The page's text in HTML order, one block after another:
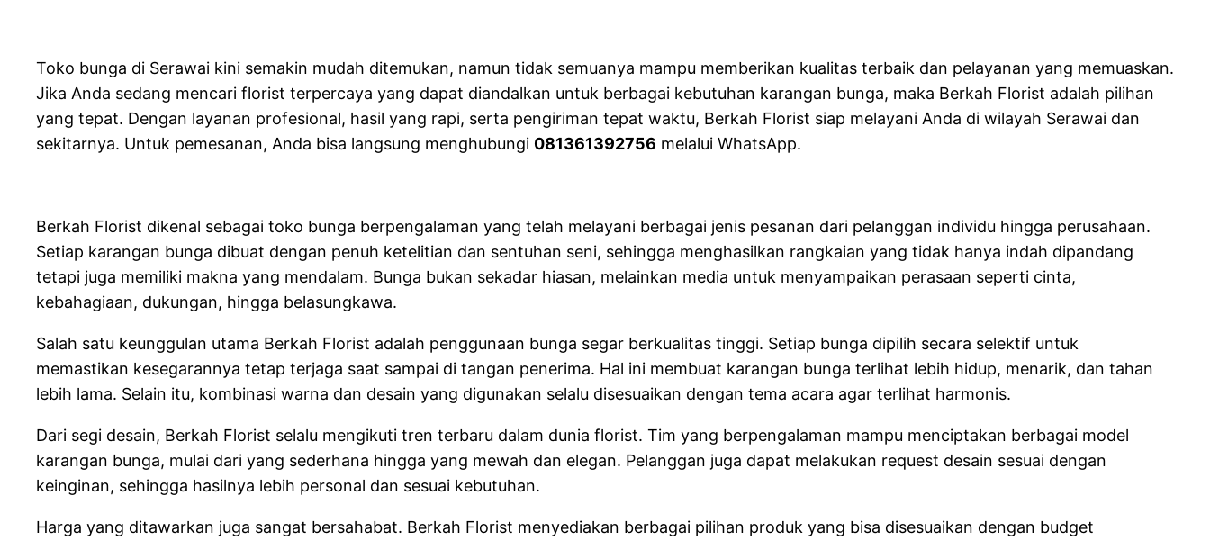
Toko bunga di Serawai kini semakin mudah ditemukan, namun tidak semuanya mampu memberikan kualitas terbaik dan pelayanan yang memuaskan.
Jika Anda sedang mencari florist terpercaya yang dapat diandalkan untuk berbagai kebutuhan karangan bunga, maka Berkah Florist adalah pilihan
yang tepat. Dengan layanan profesional, hasil yang rapi, serta pengiriman tepat waktu, Berkah Florist siap melayani Anda di wilayah Serawai dan
sekitarnya. Untuk pemesanan, Anda bisa langsung menghubungi 081361392756 melalui WhatsApp.
Berkah Florist dikenal sebagai toko bunga berpengalaman yang telah melayani berbagai jenis pesanan dari pelanggan individu hingga perusahaan.
Setiap karangan bunga dibuat dengan penuh ketelitian dan sentuhan seni, sehingga menghasilkan rangkaian yang tidak hanya indah dipandang
tetapi juga memiliki makna yang mendalam. Bunga bukan sekadar hiasan, melainkan media untuk menyampaikan perasaan seperti cinta,
kebahagiaan, dukungan, hingga belasungkawa.
Salah satu keunggulan utama Berkah Florist adalah penggunaan bunga segar berkualitas tinggi. Setiap bunga dipilih secara selektif untuk
memastikan kesegarannya tetap terjaga saat sampai di tangan penerima. Hal ini membuat karangan bunga terlihat lebih hidup, menarik, dan tahan
lebih lama. Selain itu, kombinasi warna dan desain yang digunakan selalu disesuaikan dengan tema acara agar terlihat harmonis.
Dari segi desain, Berkah Florist selalu mengikuti tren terbaru dalam dunia florist. Tim yang berpengalaman mampu menciptakan berbagai model
karangan bunga, mulai dari yang sederhana hingga yang mewah dan elegan. Pelanggan juga dapat melakukan request desain sesuai dengan
keinginan, sehingga hasilnya lebih personal dan sesuai kebutuhan.
Harga yang ditawarkan juga sangat bersahabat. Berkah Florist menyediakan berbagai pilihan produk yang bisa disesuaikan dengan budget